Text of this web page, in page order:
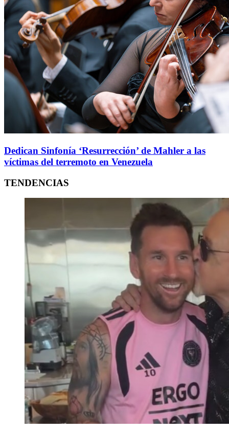
Dedican Sinfonía ‘Resurrección’ de Mahler a las
víctimas del terremoto en Venezuela
TENDENCIAS